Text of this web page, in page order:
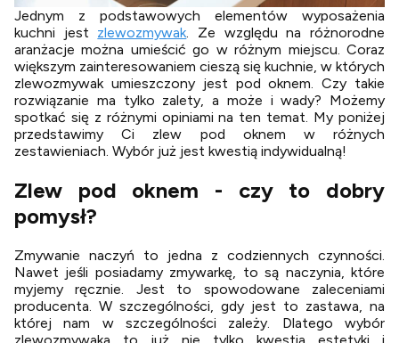
Jednym z podstawowych elementów wyposażenia
kuchni jest zlewozmywak . Ze względu na różnorodne
aranżacje można umieścić go w różnym miejscu. Coraz
większym zainteresowaniem cieszą się kuchnie, w których
zlewozmywak umieszczony jest pod oknem. Czy takie
rozwiązanie ma tylko zalety, a może i wady? Możemy
spotkać się z różnymi opiniami na ten temat. My poniżej
przedstawimy Ci zlew pod oknem w różnych
zestawieniach. Wybór już jest kwestią indywidualną!
Zlew pod oknem - czy to dobry
pomysł?
Zmywanie naczyń to jedna z codziennych czynności.
Nawet jeśli posiadamy zmywarkę, to są naczynia, które
myjemy ręcznie. Jest to spowodowane zaleceniami
producenta. W szczególności, gdy jest to zastawa, na
której nam w szczególności zależy. Dlatego wybór
zlewozmywaka to już nie tylko kwestia estetyki i